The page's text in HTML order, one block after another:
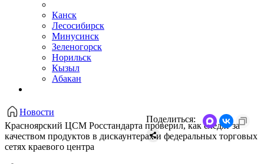
Канск
Лесосибирск
Минусинск
Зеленогорск
Норильск
Кызыл
Абакан
Новости
Красноярский ЦСМ Росстандарта проверил, как следят за
качеством продуктов в дискаунтерах и федеральных торговых
сетях краевого центра
Поделиться: